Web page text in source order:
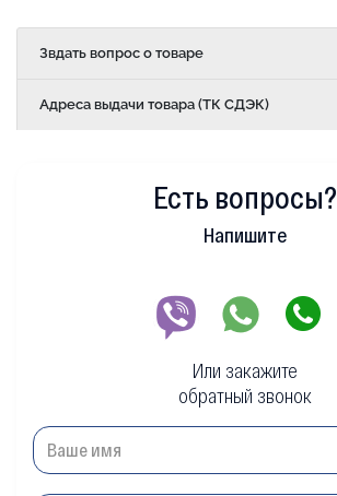
Звдать вопрос о товаре
Адреса выдачи товара (ТК СДЭК)
Есть вопросы?
Напишите
Или закажите
обратный звонок